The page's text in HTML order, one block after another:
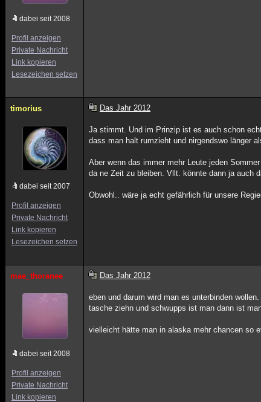
dabei seit 2008
Profil anzeigen
Private Nachricht
Link kopieren
Lesezeichen setzen
timorius
dabei seit 2007
Profil anzeigen
Private Nachricht
Link kopieren
Lesezeichen setzen
Das Jahr 2012
Ja stimmt. Und im Prinzip ist es auch schon
dass man halt rumzieht und nirgendswo länger
Aber wenn das immer mehr Leute jeden
da ne Zeit zu bleiben. Vllt. könnte dann ja auch
Obwohl.. wäre ja echt gefährlich für unsere
mae_thoranee
dabei seit 2008
Profil anzeigen
Private Nachricht
Link kopieren
Das Jahr 2012
eben und darum wird man es unterbinden
tasche ziehn und schwupps ist man dann ist
vielleicht hätte man in alaska mehr chancen so